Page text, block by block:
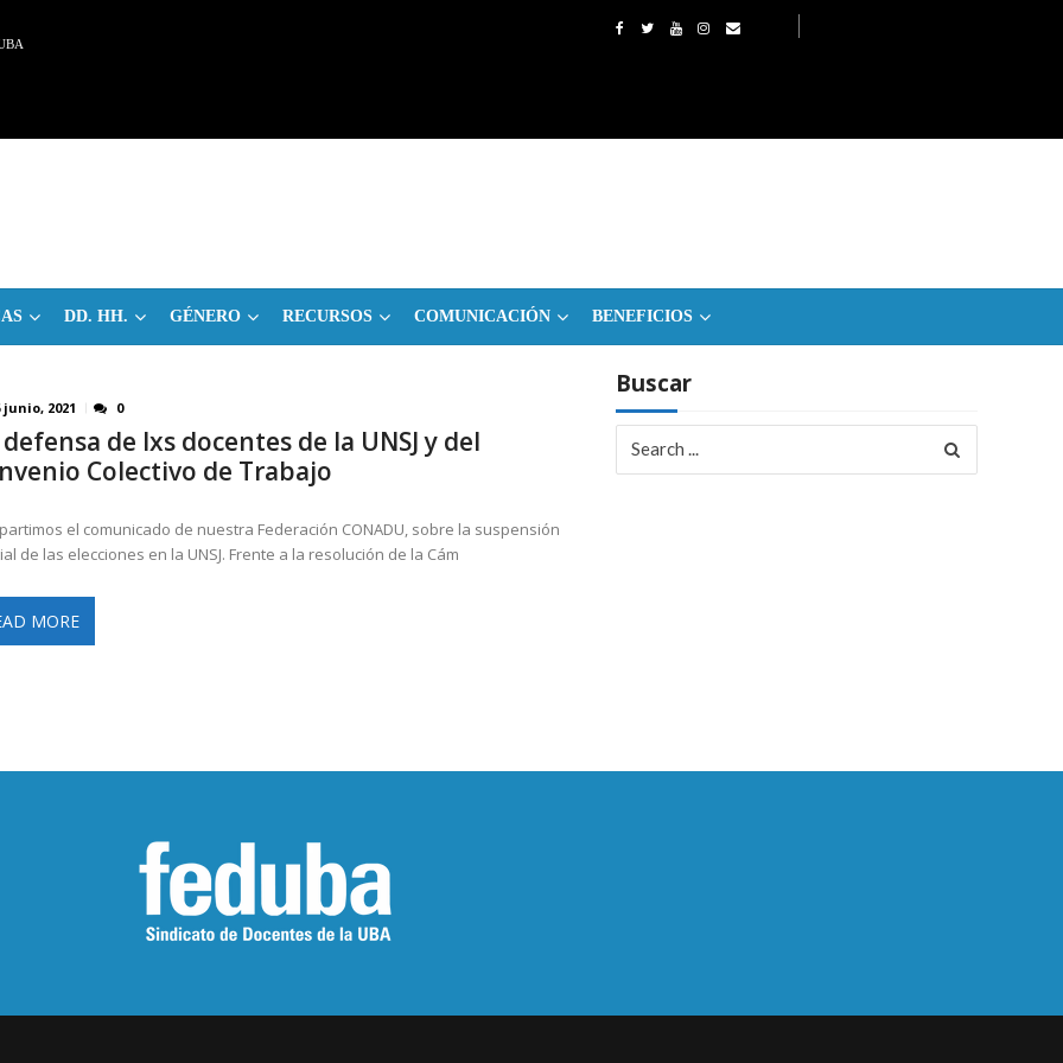
DD. HH. GÉNERO RECURSOS COMUNICACIÓN BENEFICIOS
junio, 2021 0
defensa de lxs docentes de la UNSJ y del
Colectivo de Trabajo
el comunicado de nuestra Federación CONADU, sobre la suspensión
de las elecciones en la UNSJ. Frente a la resolución de la Cám
MORE
Buscar
for: